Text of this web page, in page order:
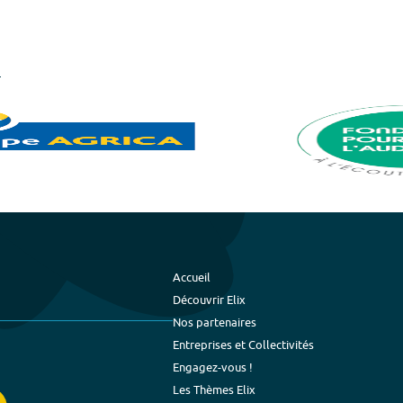
Accueil
Découvrir Elix
Nos partenaires
Entreprises et Collectivités
Engagez-vous !
Les Thèmes Elix